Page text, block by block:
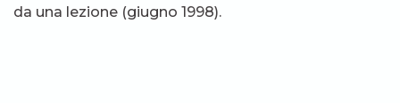
da una lezione (giugno 1998).